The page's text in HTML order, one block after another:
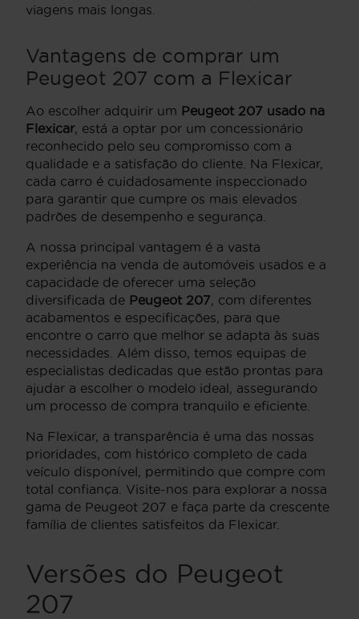
viagens mais longas.
Vantagens de comprar um
Peugeot 207 com a Flexicar
Ao escolher adquirir um Peugeot 207 usado na
Flexicar, está a optar por um concessionário
reconhecido pelo seu compromisso com a
qualidade e a satisfação do cliente. Na Flexicar,
cada carro é cuidadosamente inspeccionado
para garantir que cumpre os mais elevados
padrões de desempenho e segurança.
A nossa principal vantagem é a vasta
experiência na venda de automóveis usados e a
capacidade de oferecer uma seleção
diversificada de Peugeot 207, com diferentes
acabamentos e especificações, para que
encontre o carro que melhor se adapta às suas
necessidades. Além disso, temos equipas de
especialistas dedicadas que estão prontas para
ajudar a escolher o modelo ideal, assegurando
um processo de compra tranquilo e eficiente.
Na Flexicar, a transparência é uma das nossas
prioridades, com histórico completo de cada
veículo disponível, permitindo que compre com
total confiança. Visite-nos para explorar a nossa
gama de Peugeot 207 e faça parte da crescente
família de clientes satisfeitos da Flexicar.
Versões do Peugeot
207